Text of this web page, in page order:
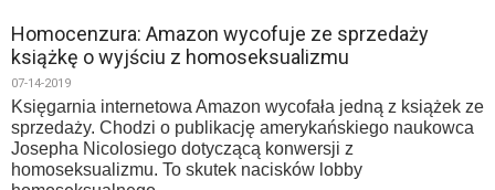
Homocenzura: Amazon wycofuje ze sprzedaży
książkę o wyjściu z homoseksualizmu
07-14-2019
Księgarnia internetowa Amazon wycofała jedną z książek ze
sprzedaży. Chodzi o publikację amerykańskiego naukowca
Josepha Nicolosiego dotyczącą konwersji z
homoseksualizmu. To skutek nacisków lobby